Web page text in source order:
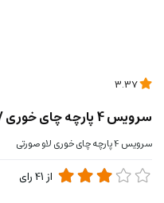
سرویس 4 پارچه چای خوری LAV
سرویس 4 پارچه چای خوری لاو صورتی
از41رای